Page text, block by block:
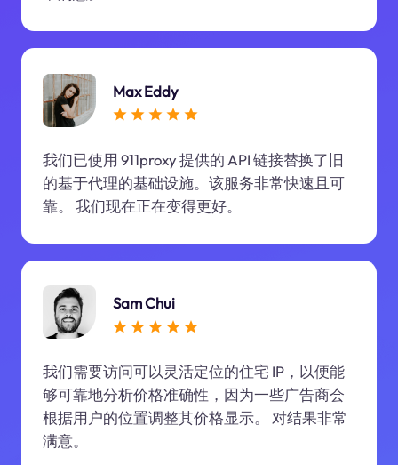
Max Eddy
我们已使用 911proxy 提供的 API 链接替换了旧
的基于代理的基础设施。该服务非常快速且可
靠。 我们现在正在变得更好。
Sam Chui
我们需要访问可以灵活定位的住宅 IP，以便能
够可靠地分析价格准确性，因为一些广告商会
根据用户的位置调整其价格显示。 对结果非常
满意。